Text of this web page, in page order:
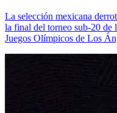
La selección mexicana
la final del torneo sub-20 de
Juegos Olímpicos de Los